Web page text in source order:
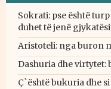
Sokrati: pse është
duhet të jenë
Aristoteli: nga buron
Dashuria dhe
Ç`është bukuria dhe